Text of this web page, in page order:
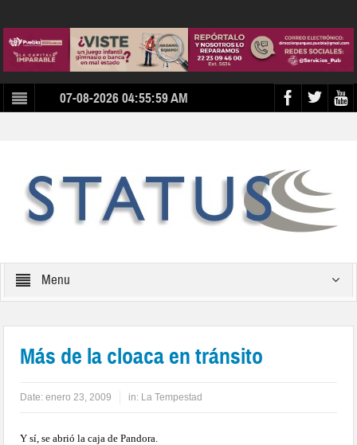
07-08-2026 04:55:59 AM
Menu
Más de la cloaca en tránsito
Date:enero 23, 2009 in: La Tempestad
Y sí, se abrió la caja de Pandora.